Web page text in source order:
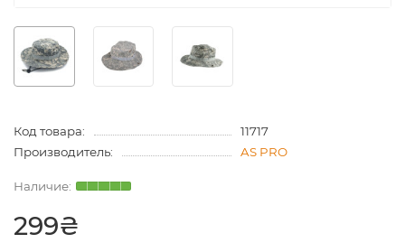
Код товара:
11717
Производитель:
AS PRO
299₴